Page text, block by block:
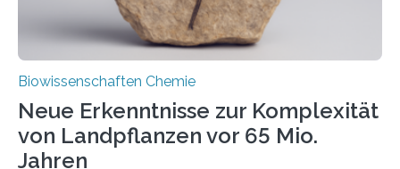
Biowissenschaften Chemie
Neue Erkenntnisse zur Komplexität
von Landpflanzen vor 65 Mio.
Jahren